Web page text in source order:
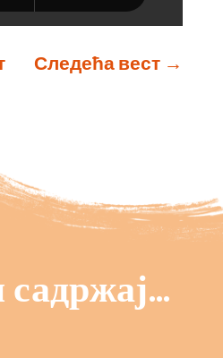
Следећа вест →